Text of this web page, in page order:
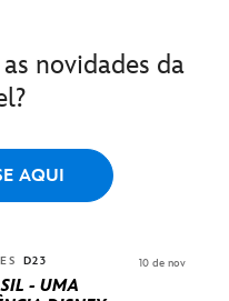
novidades da
AQUI
D23
- UMA
10 de nov